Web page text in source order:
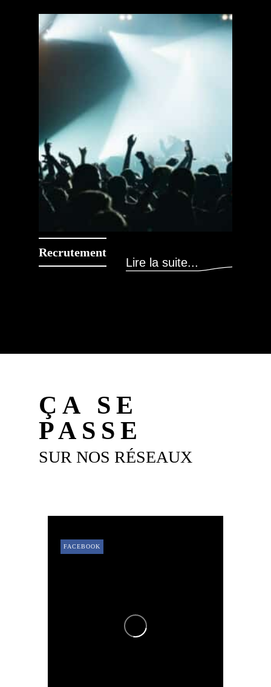
Recrutement
Lire la suite...
ÇA SE
PASSE
SUR NOS RÉSEAUX
FACEBOOK